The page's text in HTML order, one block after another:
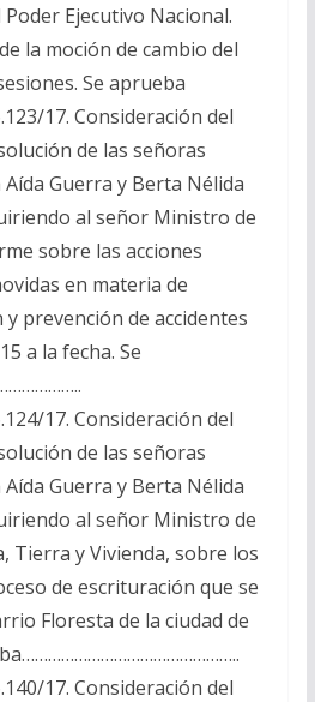
Ejecutivo Nacional.
la moción de cambio del
Se aprueba
17. Consideración del
de las señoras
Guerra y Berta Nélida
al señor Ministro de
sobre las acciones
en materia de
prevención de accidentes
a la fecha. Se
17. Consideración del
de las señoras
Guerra y Berta Nélida
al señor Ministro de
Tierra y Vivienda, sobre los
de escrituración que se
Floresta de la ciudad de
17. Consideración del